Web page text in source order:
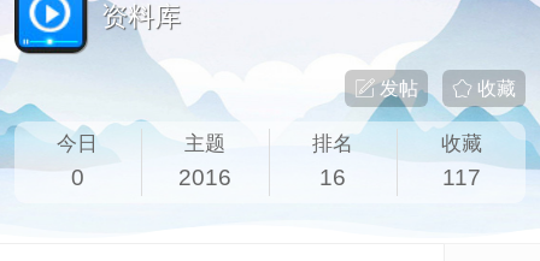
资料库
收藏
发帖
今日
0
主题
2016
排名
16
收藏
117